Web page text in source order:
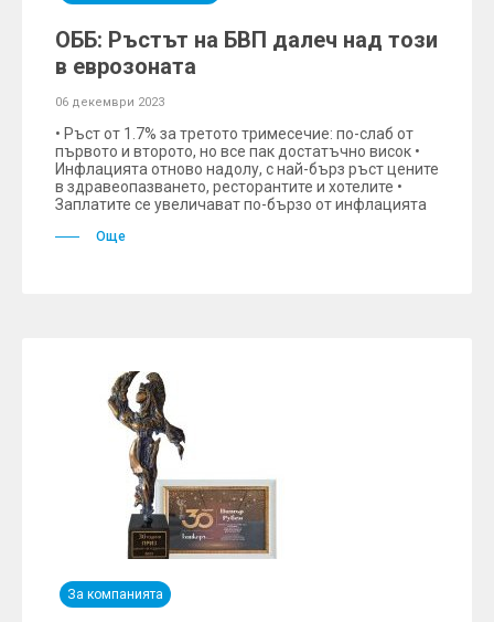
ОББ: Ръстът на БВП далеч над този
в еврозоната
06 декември 2023
• Ръст от 1.7% за третото тримесечие: по-слаб от
първото и второто, но все пак достатъчно висок •
Инфлацията отново надолу, с най-бърз ръст цените
в здравеопазването, ресторантите и хотелите •
Заплатите се увеличават по-бързо от инфлацията
Още
За компанията